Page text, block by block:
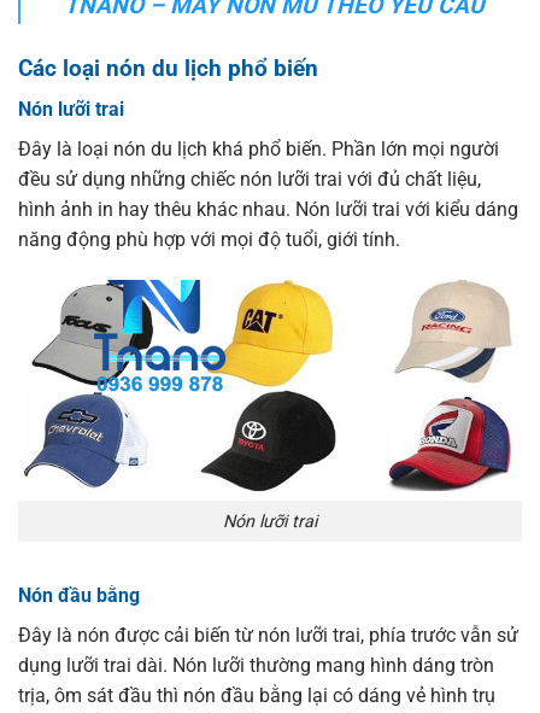
Các loại nón du lịch phổ biến
Nón lưỡi trai
Đây là loại nón du lịch khá phổ biến. Phần lớn mọi người
đều sử dụng những chiếc nón lưỡi trai với đủ chất liệu,
hình ảnh in hay thêu khác nhau. Nón lưỡi trai với kiểu dáng
năng động phù hợp với mọi độ tuổi, giới tính.
Nón lưỡi trai
Nón đầu bằng
Đây là nón được cải biến từ nón lưỡi trai, phía trước vẫn sử
dụng lưỡi trai dài. Nón lưỡi thường mang hình dáng tròn
trịa, ôm sát đầu thì nón đầu bằng lại có dáng vẻ hình trụ